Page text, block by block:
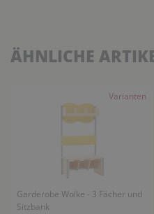
ÄHNLICHE
Varianten
Garderobe Wolke - 3 Fächer und
Sitzbank